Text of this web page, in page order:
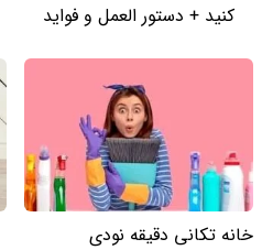
کنید + دستور العمل و فواید
خانه تکانی دقیقه نودی